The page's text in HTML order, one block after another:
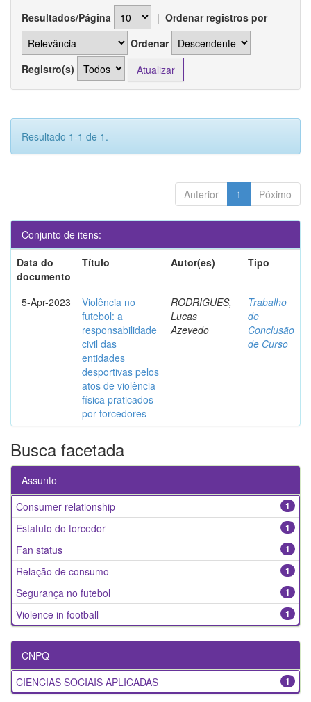
Resultados/Página | Ordenar registros por
Ordenar
Registro(s)
Resultado 1-1 de 1.
Anterior 1 Póximo
Conjunto de itens:
Data do
documento
Título Autor(es) Tipo
5-Apr-2023
Violência no
futebol: a
responsabilidade
civil das
entidades
desportivas pelos
atos de violência
física praticados
por torcedores
RODRIGUES,
Lucas
Azevedo
Trabalho
de
Conclusão
de Curso
Busca facetada
Assunto
1
Consumer relationship
1
Estatuto do torcedor
1
Fan status
1
Relação de consumo
1
Segurança no futebol
1
Violence in football
CNPQ
1
CIENCIAS SOCIAIS APLICADAS